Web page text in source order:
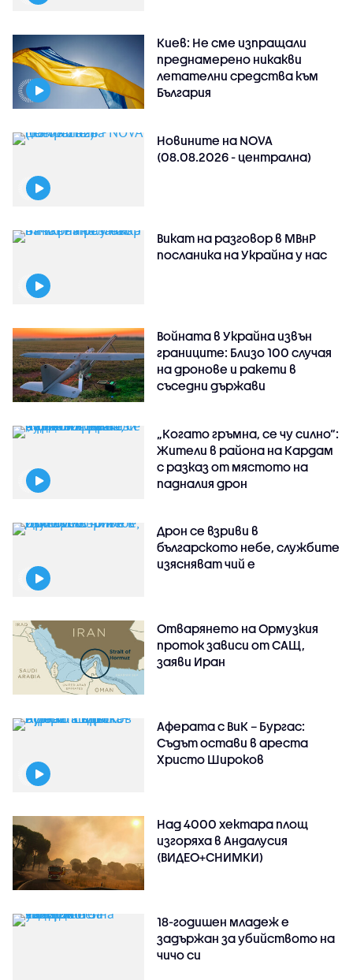
Киев: Не сме изпращали
преднамерено никакви
летателни средства към
България
Новините на NOVA
(08.08.2026 - централна)
Викат на разговор в МВнР
посланика на Украйна у нас
Войната в Украйна извън
границите: Близо 100 случая
на дронове и ракети в
съседни държави
„Когато гръмна, се чу силно“:
Жители в района на Кардам
с разказ от мястото на
падналия дрон
Дрон се взриви в
българското небе, службите
изясняват чий е
Отварянето на Ормузкия
проток зависи от САЩ,
заяви Иран
Аферата с ВиК – Бургас:
Съдът остави в ареста
Христо Широков
Над 4000 хектара площ
изгоряха в Андалусия
(ВИДЕО+СНИМКИ)
18-годишен младеж е
задържан за убийството на
чичо си